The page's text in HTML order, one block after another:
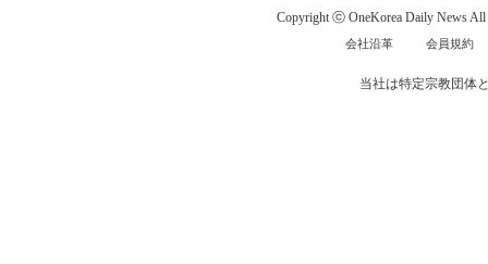
Copyright ⓒ OneKorea Daily News All
会社沿革 会員規約
当社は特定宗教団体